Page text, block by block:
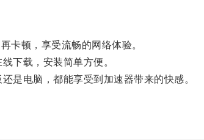
顿，享受流畅的网络体验。
下载，安装简单方便。
电脑，都能享受到加速器带来的快感。